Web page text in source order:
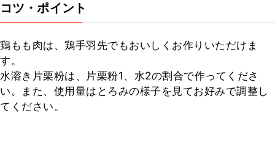
コツ・ポイント
鶏もも肉は、鶏手羽先でもおいしくお作りいただけま
す。
水溶き片栗粉は、片栗粉1、水2の割合で作ってくださ
い。また、使用量はとろみの様子を見てお好みで調整し
てください。